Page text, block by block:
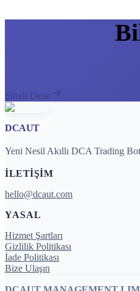
Şimdi Dene
DCAUT
Yeni Nesil Akıllı DCA Trading
İLETIŞIM
hello@dcaut.com
YASAL
Hizmet Şartları
Gizlilik Politikası
İade Politikası
Bize Ulaşın